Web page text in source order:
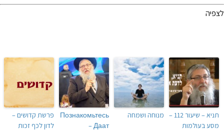
לצפיה
תניא – שיעור 112 –
מסע בעולמות
מנוחה ושמחה
Познакомьтесь
– Даат
פרשת קדושים –
לדון לכף זכות